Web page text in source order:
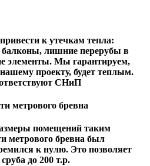
к утечкам тепла:
лишние перерубы в
элементы. Мы гарантируем,
проекту, будет теплым.
СНиП
метрового бревна
помещений таким
метрового бревна был
к нулю. Это позволяет
до 200 т.р.